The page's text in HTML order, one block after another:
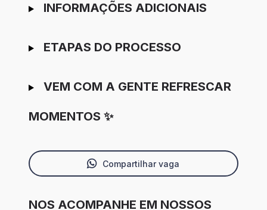
INFORMAÇÕES ADICIONAIS
ETAPAS DO PROCESSO
VEM COM A GENTE REFRESCAR
MOMENTOS ✨
Compartilhar vaga
NOS ACOMPANHE EM NOSSOS